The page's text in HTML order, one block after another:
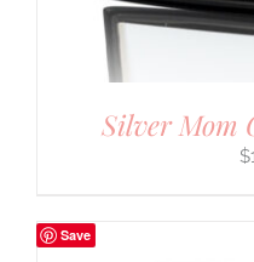
Silver Mom
$
Save